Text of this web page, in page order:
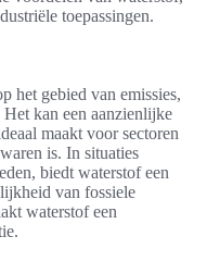
toepassingen.
het gebied van emissies,
kan een aanzienlijke
maakt voor sectoren
is. In situaties
biedt waterstof een
van fossiele
waterstof een